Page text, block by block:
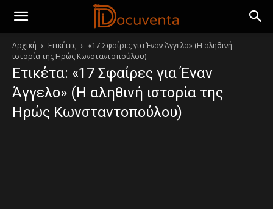
Αρχική Ετικέτες
«17 Σφαίρες για Έναν Άγγελο» (Η αληθινή
ιστορία της Ηρώς Κωνσταντοπούλου)
Ετικέτα: «17 Σφαίρες για Έναν
Άγγελο» (Η αληθινή ιστορία της
Ηρώς Κωνσταντοπούλου)